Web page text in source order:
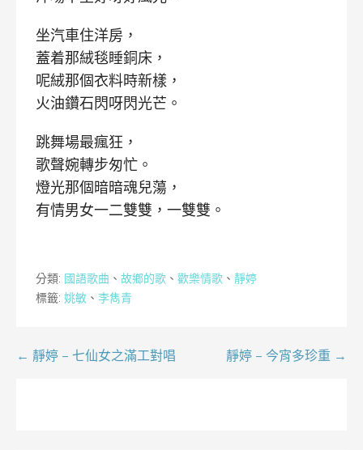
坐汽車住洋房，
蓋着那絨毯睡銅床，
呢絨那個衣料時新樣，
火油鑽石閃呀閃光芒。
跳舞場最瘋狂，
歌聲婉轉步匆忙。
燈光那個暗暗魂兒蕩，
有情男女一二雙雙，一雙雙。
分類: 國語歌曲 、 故鄉的歌 、 歡樂情歌 、 靜婷
標籤: 姚敏 、 李雋青
文← 靜婷 – 七仙女之滿工對唱 靜婷 – 今宵多珍重 →